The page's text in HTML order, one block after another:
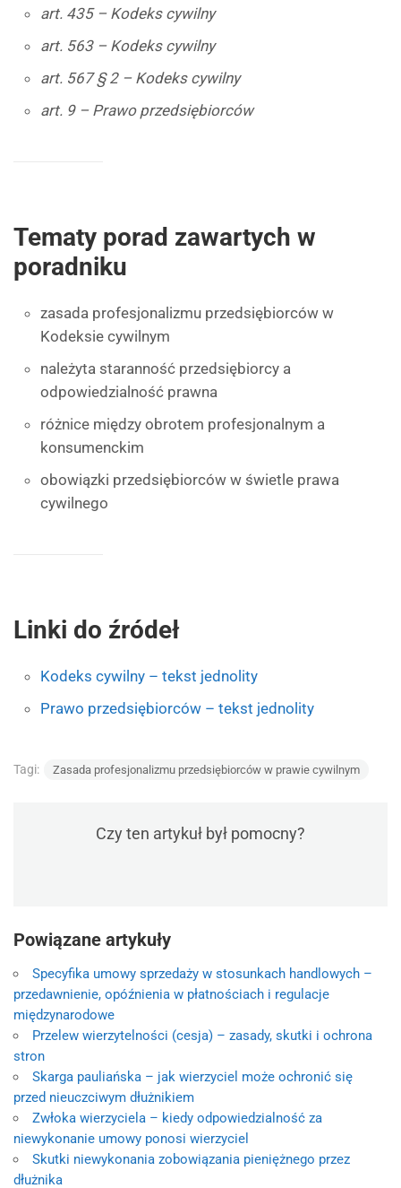
art. 435 – Kodeks cywilny
art. 563 – Kodeks cywilny
art. 567 § 2 – Kodeks cywilny
art. 9 – Prawo przedsiębiorców
Tematy porad zawartych w
poradniku
zasada profesjonalizmu przedsiębiorców w
Kodeksie cywilnym
należyta staranność przedsiębiorcy a
odpowiedzialność prawna
różnice między obrotem profesjonalnym a
konsumenckim
obowiązki przedsiębiorców w świetle prawa
cywilnego
Linki do źródeł
Kodeks cywilny – tekst jednolity
Prawo przedsiębiorców – tekst jednolity
Tagi: Zasada profesjonalizmu przedsiębiorców w prawie cywilnym
Czy ten artykuł był pomocny?
Powiązane artykuły
Specyfika umowy sprzedaży w stosunkach handlowych –
przedawnienie, opóźnienia w płatnościach i regulacje
międzynarodowe
Przelew wierzytelności (cesja) – zasady, skutki i ochrona
stron
Skarga pauliańska – jak wierzyciel może ochronić się
przed nieuczciwym dłużnikiem
Zwłoka wierzyciela – kiedy odpowiedzialność za
niewykonanie umowy ponosi wierzyciel
Skutki niewykonania zobowiązania pieniężnego przez
dłużnika